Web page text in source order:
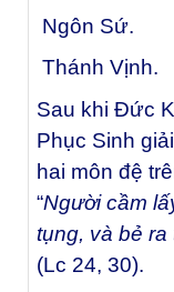
Ngôn Sứ.
Thánh Vịnh.
Sau khi Đức
Phục Sinh
hai môn đệ
“Người cầm
tụng, và bẻ ra
(Lc 24, 30).